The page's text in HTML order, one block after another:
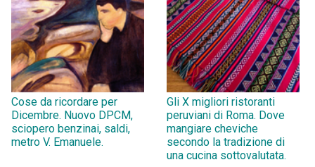
Cose da ricordare per
Dicembre. Nuovo DPCM,
sciopero benzinai, saldi,
metro V. Emanuele.
Gli X migliori ristoranti
peruviani di Roma. Dove
mangiare cheviche
secondo la tradizione di
una cucina sottovalutata.